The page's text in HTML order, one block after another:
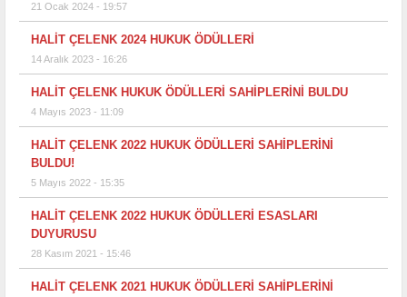
21 Ocak 2024 - 19:57
HALİT ÇELENK 2024 HUKUK ÖDÜLLERİ
14 Aralık 2023 - 16:26
HALİT ÇELENK HUKUK ÖDÜLLERİ SAHİPLERİNİ BULDU
4 Mayıs 2023 - 11:09
HALİT ÇELENK 2022 HUKUK ÖDÜLLERİ SAHİPLERİNİ
BULDU!
5 Mayıs 2022 - 15:35
HALİT ÇELENK 2022 HUKUK ÖDÜLLERİ ESASLARI
DUYURUSU
28 Kasım 2021 - 15:46
HALİT ÇELENK 2021 HUKUK ÖDÜLLERİ SAHİPLERİNİ